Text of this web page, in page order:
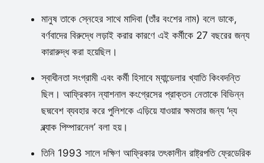
মানুষ তাকে স্নেহের সাথে মাদিবা (তাঁর বংশের নাম) বলে ডাকে,
বর্ণবাদের বিরুদ্ধে লড়াই করার কারণে এই কর্মীকে 27 বছরের জন্য
কারারুদ্ধ করা হয়েছিল।
স্বাধীনতা সংগ্রামী এবং কর্মী হিসাবে ম্যান্ডেলার খ্যাতি কিংবদন্তি
ছিল। আফ্রিকান ন্যাশনাল কংগ্রেসের প্রাক্তন নেতাকে বিভিন্ন
ছদ্মবেশ ব্যবহার করে পুলিশকে এড়িয়ে যাওয়ার ক্ষমতার জন্য ‘দ্য
ব্ল্যাক পিম্পারনেল’ বলা হয়।
তিনি 1993 সালে দক্ষিণ আফ্রিকার তৎকালীন রাষ্ট্রপতি ফ্রেডেরিক